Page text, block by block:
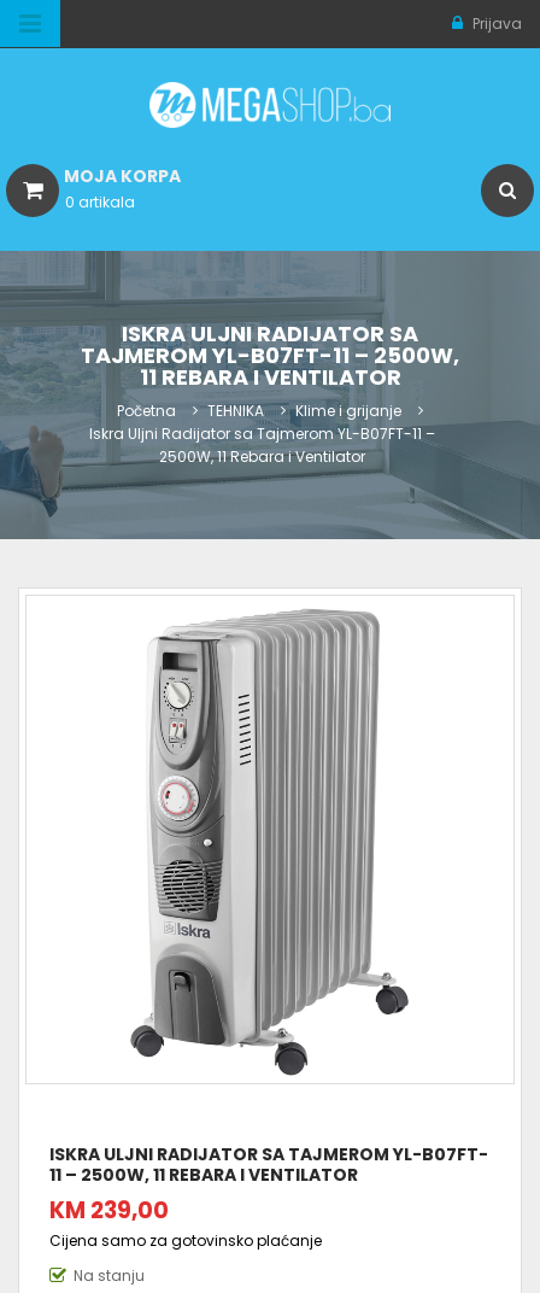
Prijava
MOJA KORPA
0 artikala
ISKRA ULJNI RADIJATOR SA
TAJMEROM YL-B07FT-11 – 2500W,
11 REBARA I VENTILATOR
Početna TEHNIKA
Klime i grijanje
Iskra Uljni Radijator sa Tajmerom YL-B07FT-11 –
2500W, 11 Rebara i Ventilator
ISKRA ULJNI RADIJATOR SA TAJMEROM YL-B07FT-
11 – 2500W, 11 REBARA I VENTILATOR
KM 239,00
Cijena samo za gotovinsko plaćanje
Na stanju